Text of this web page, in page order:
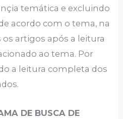
temática e excluindo
acordo com o tema, na
artigos após a leitura
ao tema. Por
a leitura completa dos
DE BUSCA DE